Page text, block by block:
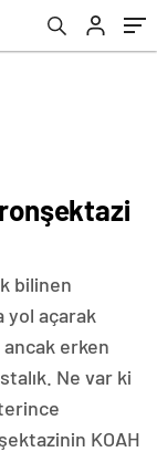
bilinen
yol açarak
erken
Ne var ki
KOAH